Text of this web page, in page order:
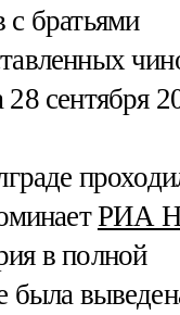
братьями
сентября
РИА
в полной
была